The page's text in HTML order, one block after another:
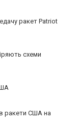
ракет Patriot
схеми
ракети США на